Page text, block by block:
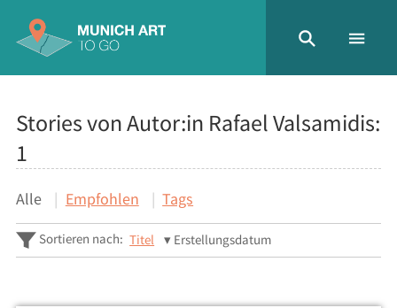
Stories von Autor:in Rafael Valsamidis:
1
Alle Empfohlen Tags
Sortieren nach: Titel Erstellungsdatum